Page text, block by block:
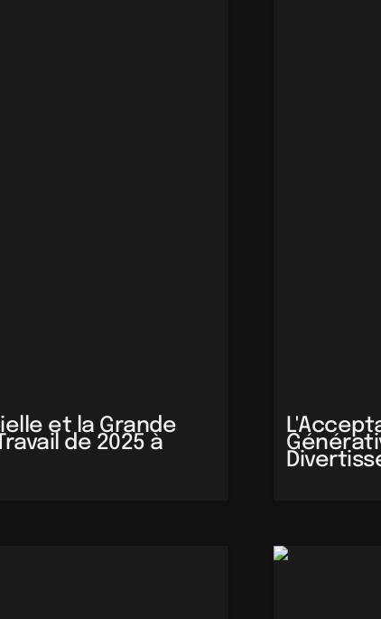
et la Grande
de 2025 à
? L'état des lieux des menaces
La Fracture